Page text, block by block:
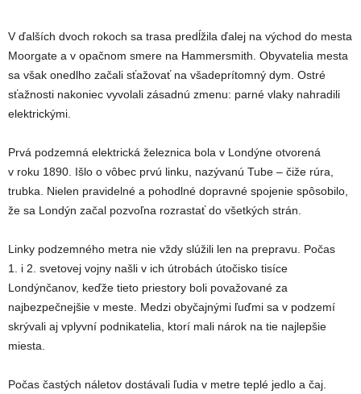
V ďalších dvoch rokoch sa trasa predĺžila ďalej na východ do mesta
Moorgate a v opačnom smere na Hammersmith. Obyvatelia mesta
sa však onedlho začali sťažovať na všadeprítomný dym. Ostré
sťažnosti nakoniec vyvolali zásadnú zmenu: parné vlaky nahradili
elektrickými.
Prvá podzemná elektrická železnica bola v Londýne otvorená
v roku 1890. Išlo o vôbec prvú linku, nazývanú Tube – čiže rúra,
trubka. Nielen pravidelné a pohodlné dopravné spojenie spôsobilo,
že sa Londýn začal pozvoľna rozrastať do všetkých strán.
Linky podzemného metra nie vždy slúžili len na prepravu. Počas
1. i 2. svetovej vojny našli v ich útrobách útočisko tisíce
Londýnčanov, keďže tieto priestory boli považované za
najbezpečnejšie v meste. Medzi obyčajnými ľuďmi sa v podzemí
skrývali aj vplyvní podnikatelia, ktorí mali nárok na tie najlepšie
miesta.
Počas častých náletov dostávali ľudia v metre teplé jedlo a čaj.